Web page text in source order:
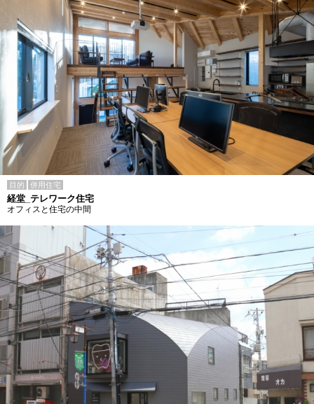
目的 併用住宅
経堂_テレワーク住宅
オフィスと住宅の中間